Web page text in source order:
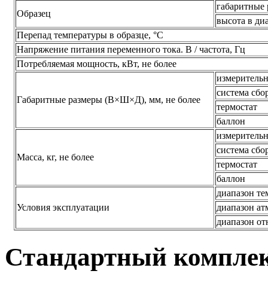
Образец
высота в
Перепад температуры в образце, °С
Напряжение питания переменного тока. В / частота, Гц
Потребляемая мощность, кВт, не более
Габаритные размеры (В×Ш×Д), мм, не более
система
термостат
баллон
Масса, кг, не более
система
термостат
баллон
Условия эксплуатации
диапазон
диапазон
диапазон
Стандартный